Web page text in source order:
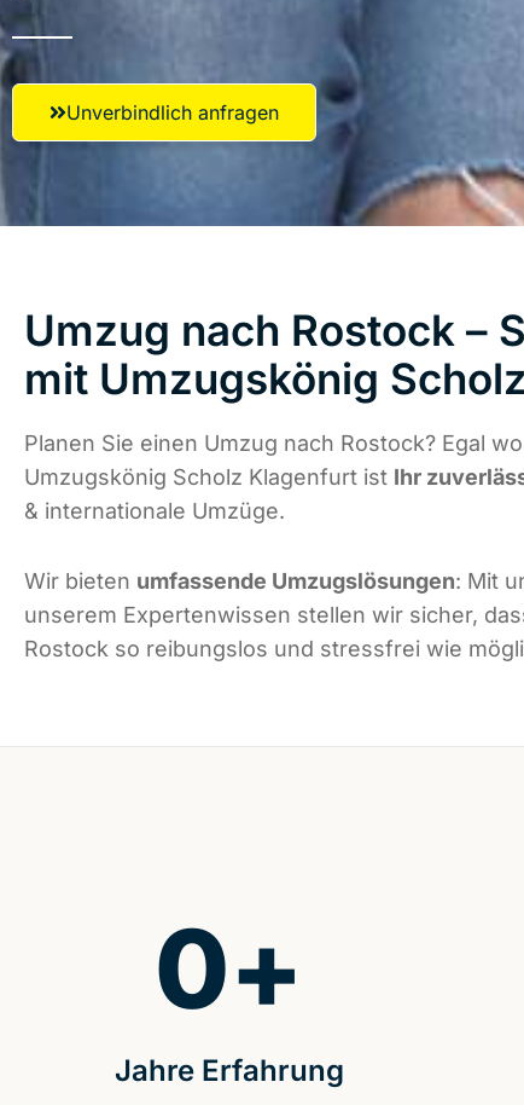
Unverbindlich anfragen
Umzug nach Rostock –
mit Umzugskönig
Planen Sie einen Umzug nach Rostock? Egal
Umzugskönig Scholz Klagenfurt ist Ihr
& internationale Umzüge.
Wir bieten umfassende Umzugslösungen: Mit
unserem Expertenwissen stellen wir sicher,
Rostock so reibungslos und stressfrei wie
Jahre Erfahrung
0+